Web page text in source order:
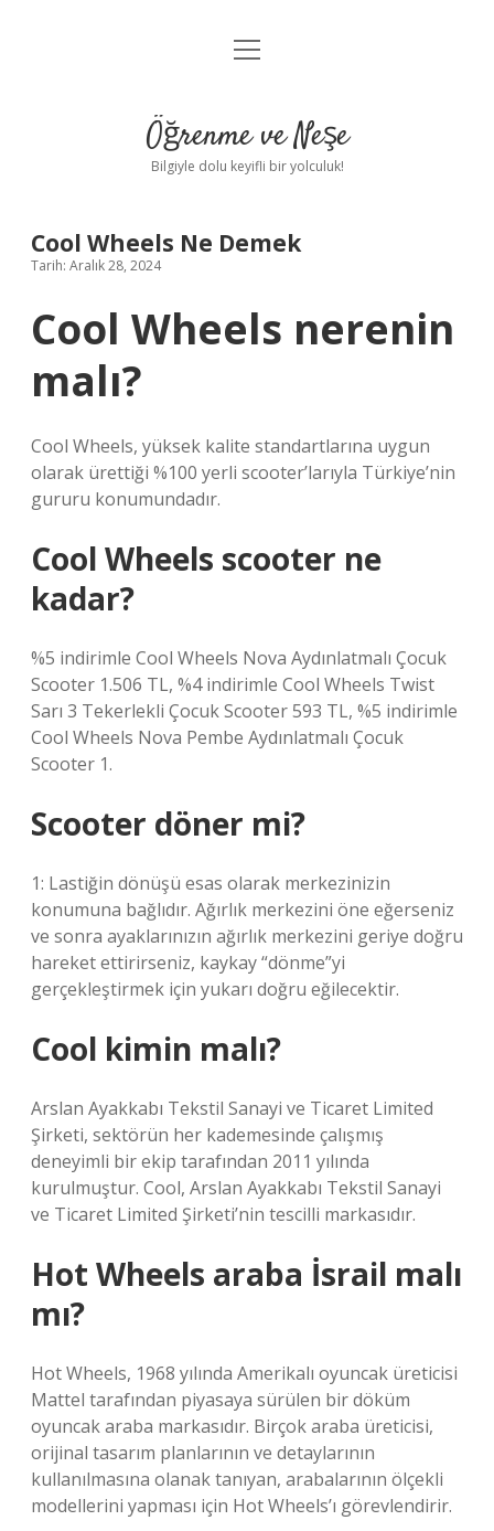
Anasayfa
Yasal Uyarı
menüyü
Öğrenme ve Neşe
Bilgiyle dolu keyifli bir yolculuk!
Cool Wheels Ne Demek
Tarih: Aralık 28, 2024
Cool Wheels nerenin
malı?
Cool Wheels, yüksek kalite standartlarına uygun
olarak ürettiği %100 yerli scooter’larıyla Türkiye’nin
gururu konumundadır.
Cool Wheels scooter ne
kadar?
%5 indirimle Cool Wheels Nova Aydınlatmalı Çocuk
Scooter 1.506 TL, %4 indirimle Cool Wheels Twist
Sarı 3 Tekerlekli Çocuk Scooter 593 TL, %5 indirimle
Cool Wheels Nova Pembe Aydınlatmalı Çocuk
Scooter 1.
Scooter döner mi?
1: Lastiğin dönüşü esas olarak merkezinizin
konumuna bağlıdır. Ağırlık merkezini öne eğerseniz
ve sonra ayaklarınızın ağırlık merkezini geriye doğru
hareket ettirirseniz, kaykay “dönme”yi
gerçekleştirmek için yukarı doğru eğilecektir.
Cool kimin malı?
Arslan Ayakkabı Tekstil Sanayi ve Ticaret Limited
Şirketi, sektörün her kademesinde çalışmış
deneyimli bir ekip tarafından 2011 yılında
kurulmuştur. Cool, Arslan Ayakkabı Tekstil Sanayi
ve Ticaret Limited Şirketi’nin tescilli markasıdır.
Hot Wheels araba İsrail malı
mı?
Hot Wheels, 1968 yılında Amerikalı oyuncak üreticisi
Mattel tarafından piyasaya sürülen bir döküm
oyuncak araba markasıdır. Birçok araba üreticisi,
orijinal tasarım planlarının ve detaylarının
kullanılmasına olanak tanıyan, arabalarının ölçekli
modellerini yapması için Hot Wheels’ı görevlendirir.